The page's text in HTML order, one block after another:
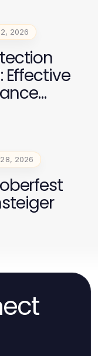
2026
Effective
2026